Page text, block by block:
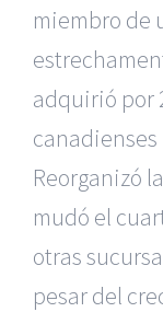
miembro de
adquirió por
canadienses
Reorganizó
mudó el
otras
pesar del